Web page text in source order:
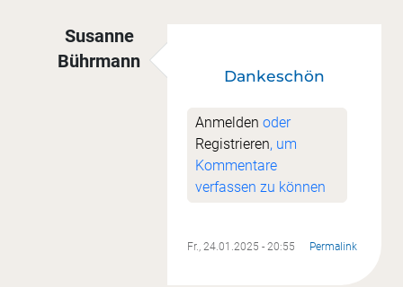
Susanne
Bührmann
vonSandra Butt
Dankeschön
Anmelden oder
Registrieren, um
Kommentare
verfassen zu können
Fr., 24.01.2025 - 20:55 Permalink